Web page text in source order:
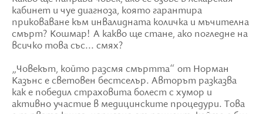
кабинет и чуе диагноза, която гарантира
приковаване към инвалидната количка и мъчителна
смърт? Кошмар! А какво ще стане, ако погледне на
всичко това със... смях?
„Човекът, който разсмя смъртта“ от Норман
Казънс е световен бестселър. Авторът разказва
как е победил страховита болест с хумор и
активно участие в медицинските процедури. Това